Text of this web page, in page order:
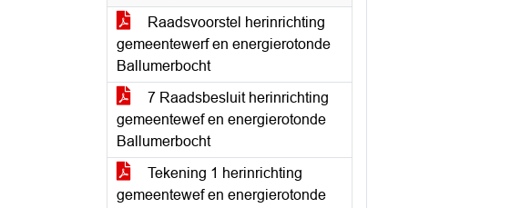
Raadsvoorstel herinrichting
gemeentewerf en energierotonde
Ballumerbocht
7 Raadsbesluit herinrichting
gemeentewef en energierotonde
Ballumerbocht
Tekening 1 herinrichting
gemeentewef en energierotonde